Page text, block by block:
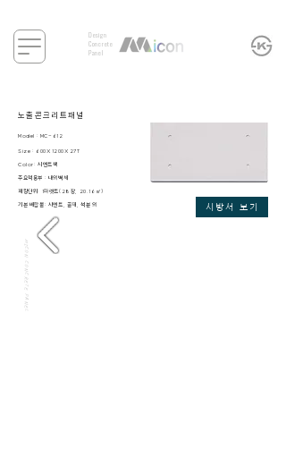
Design
Concrete
Panel
​노출 콘크리트패널
Model : MC-612
Size : 600X1200X27T
Color: 시멘트색
주요적용부 : 내외벽체
​패킹단위: 1파렛트(28장, 20.16㎡)
​기본 배합물: 시멘트, 골재, 석분 외
시방서 보기
MICON CONCRETE PANEL